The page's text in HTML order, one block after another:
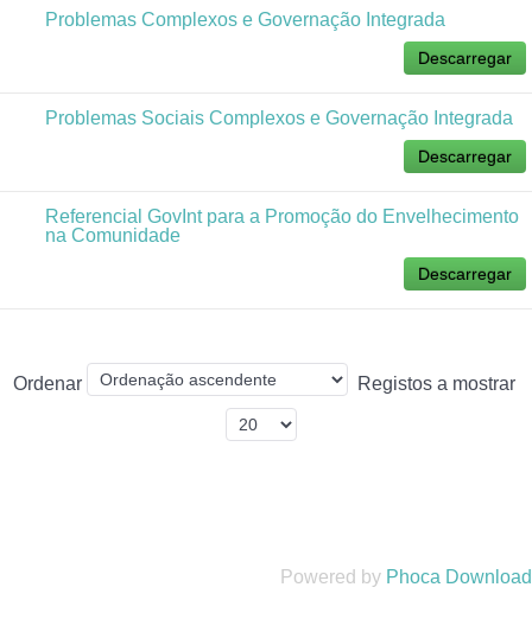
Problemas Complexos e Governação Integrada
Descarregar
Problemas Sociais Complexos e Governação Integrada
Descarregar
Referencial GovInt para a Promoção do Envelhecimento
na Comunidade
Descarregar
Ordenar Registos a mostrar
Powered by Phoca Download